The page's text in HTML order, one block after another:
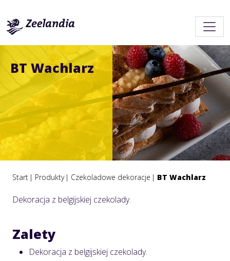
BT Wachlarz
Start Produkty Czekoladowe dekoracje BT Wachlarz
Dekoracja z belgijskiej czekolady.
Zalety
Dekoracja z belgijskiej czekolady.